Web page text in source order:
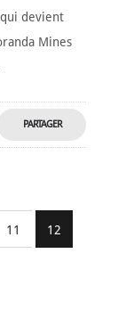
devient
Mines
PARTAGER
11 12